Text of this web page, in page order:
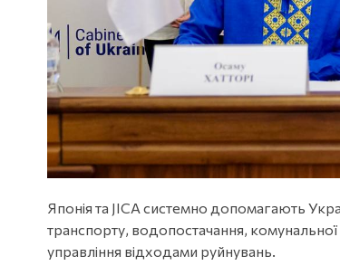
Японія та JICA системно допомагають
транспорту, водопостачання,
управління відходами руйнувань.